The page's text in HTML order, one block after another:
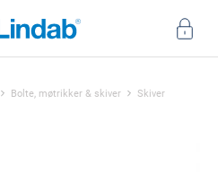
Bolte, møtrikker & skiver
Skiver